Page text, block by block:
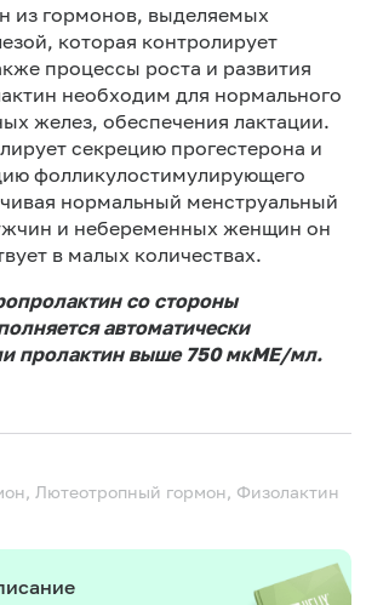
из гормонов, выделяемых
которая контролирует
процессы роста и развития
необходим для нормального
желез, обеспечения лактации.
секрецию прогестерона и
фолликулостимулирующего
нормальный менструальный
и небеременных женщин он
в малых количествах.
со стороны
автоматически
пролактин выше 750 мкМЕ/мл.
Лютеотропный гормон, Физолактин